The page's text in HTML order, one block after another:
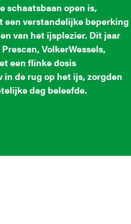
schaatsbaan open is,
een verstandelijke beperking
van het ijsplezier. Dit jaar
VolkerWessels,
een flinke dosis
in de rug op het ijs, zorgden
dag beleefde.